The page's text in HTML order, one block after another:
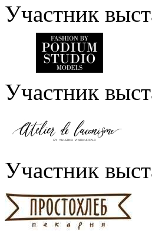
Участник
Участник
Участник